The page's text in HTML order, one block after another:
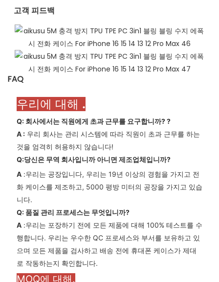
고객 피드백​
FAQ
우리에 대해 .
Q: 회사에서는 직원에게 초과 근무를 요구합니까??
A : 우리 회사는 관리 시스템에 따라 직원이 초과 근무를 하는
것을 엄격히 허용하지 않습니다!
Q:당신은 무역 회사입니까 아니면 제조업체입니까?
A :우리는 공장입니다, 우리는 19년 이상의 경험을 가지고 전
화 케이스를 제조하고, 5000 평방 미터의 공장을 가지고 있습
니다.
Q: 품질 관리 프로세스는 무엇입니까?
A :우리는 포장하기 전에 모든 제품에 대해 100% 테스트를 수
행합니다. 우리는 우수한 QC 프로세스와 부서를 보유하고 있
으며 모든 제품을 검사하고 배송 전에 휴대폰 케이스가 제대
로 작동하는지 확인합니다.
MOQ에 대해.